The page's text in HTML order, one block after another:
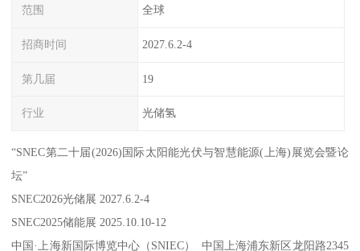
范围 全球
招商时间 2027.6.2-4
第几届 19
行业 光储氢
“SNEC第二十届(2026)国际太阳能光伏与智慧能源(上海)展览会暨论
坛”
SNEC2026光储展 2027.6.2-4
SNEC2025储能展 2025.10.10-12
中国·上海新国际博览中心（SNIEC） 中国上海浦东新区龙阳路2345